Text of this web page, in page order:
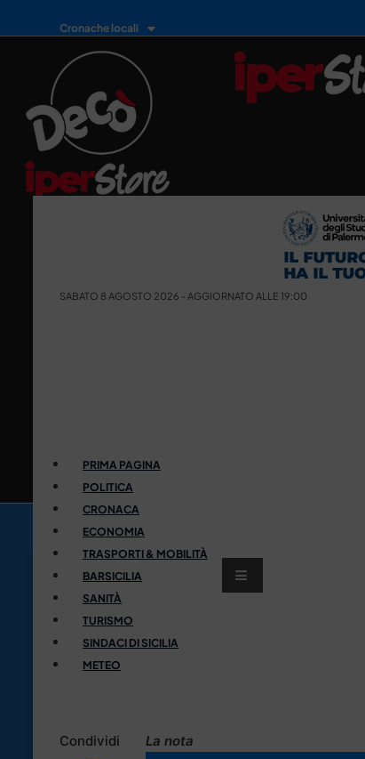
Cronache locali
SABATO 8 AGOSTO 2026 - AGGIORNATO ALLE 19:00
PRIMA PAGINA
POLITICA
CRONACA
ECONOMIA
TRASPORTI & MOBILITÀ
BARSICILIA
SANITÀ
TURISMO
SINDACI DI SICILIA
METEO
Condividi La nota